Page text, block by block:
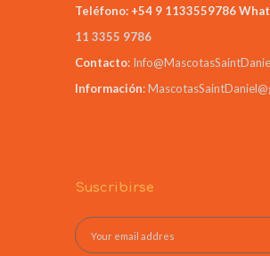
Teléfono: +54 9 1133559786
11 3355 9786
Contacto:
Información:
Suscribirse